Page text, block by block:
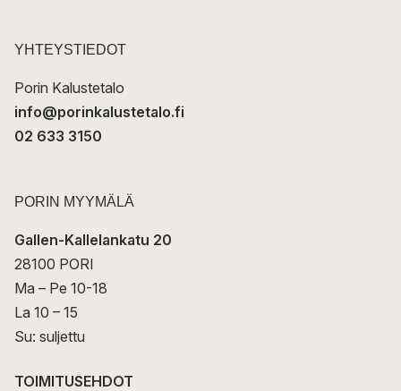
t
YHTEYSTIEDOT
Porin Kalustetalo
info@porinkalustetalo.fi
02 633 3150
PORIN MYYMÄLÄ
Gallen-Kallelankatu 20
28100 PORI
Ma – Pe 10-18
La 10 – 15
Su: suljettu
TOIMITUSEHDOT